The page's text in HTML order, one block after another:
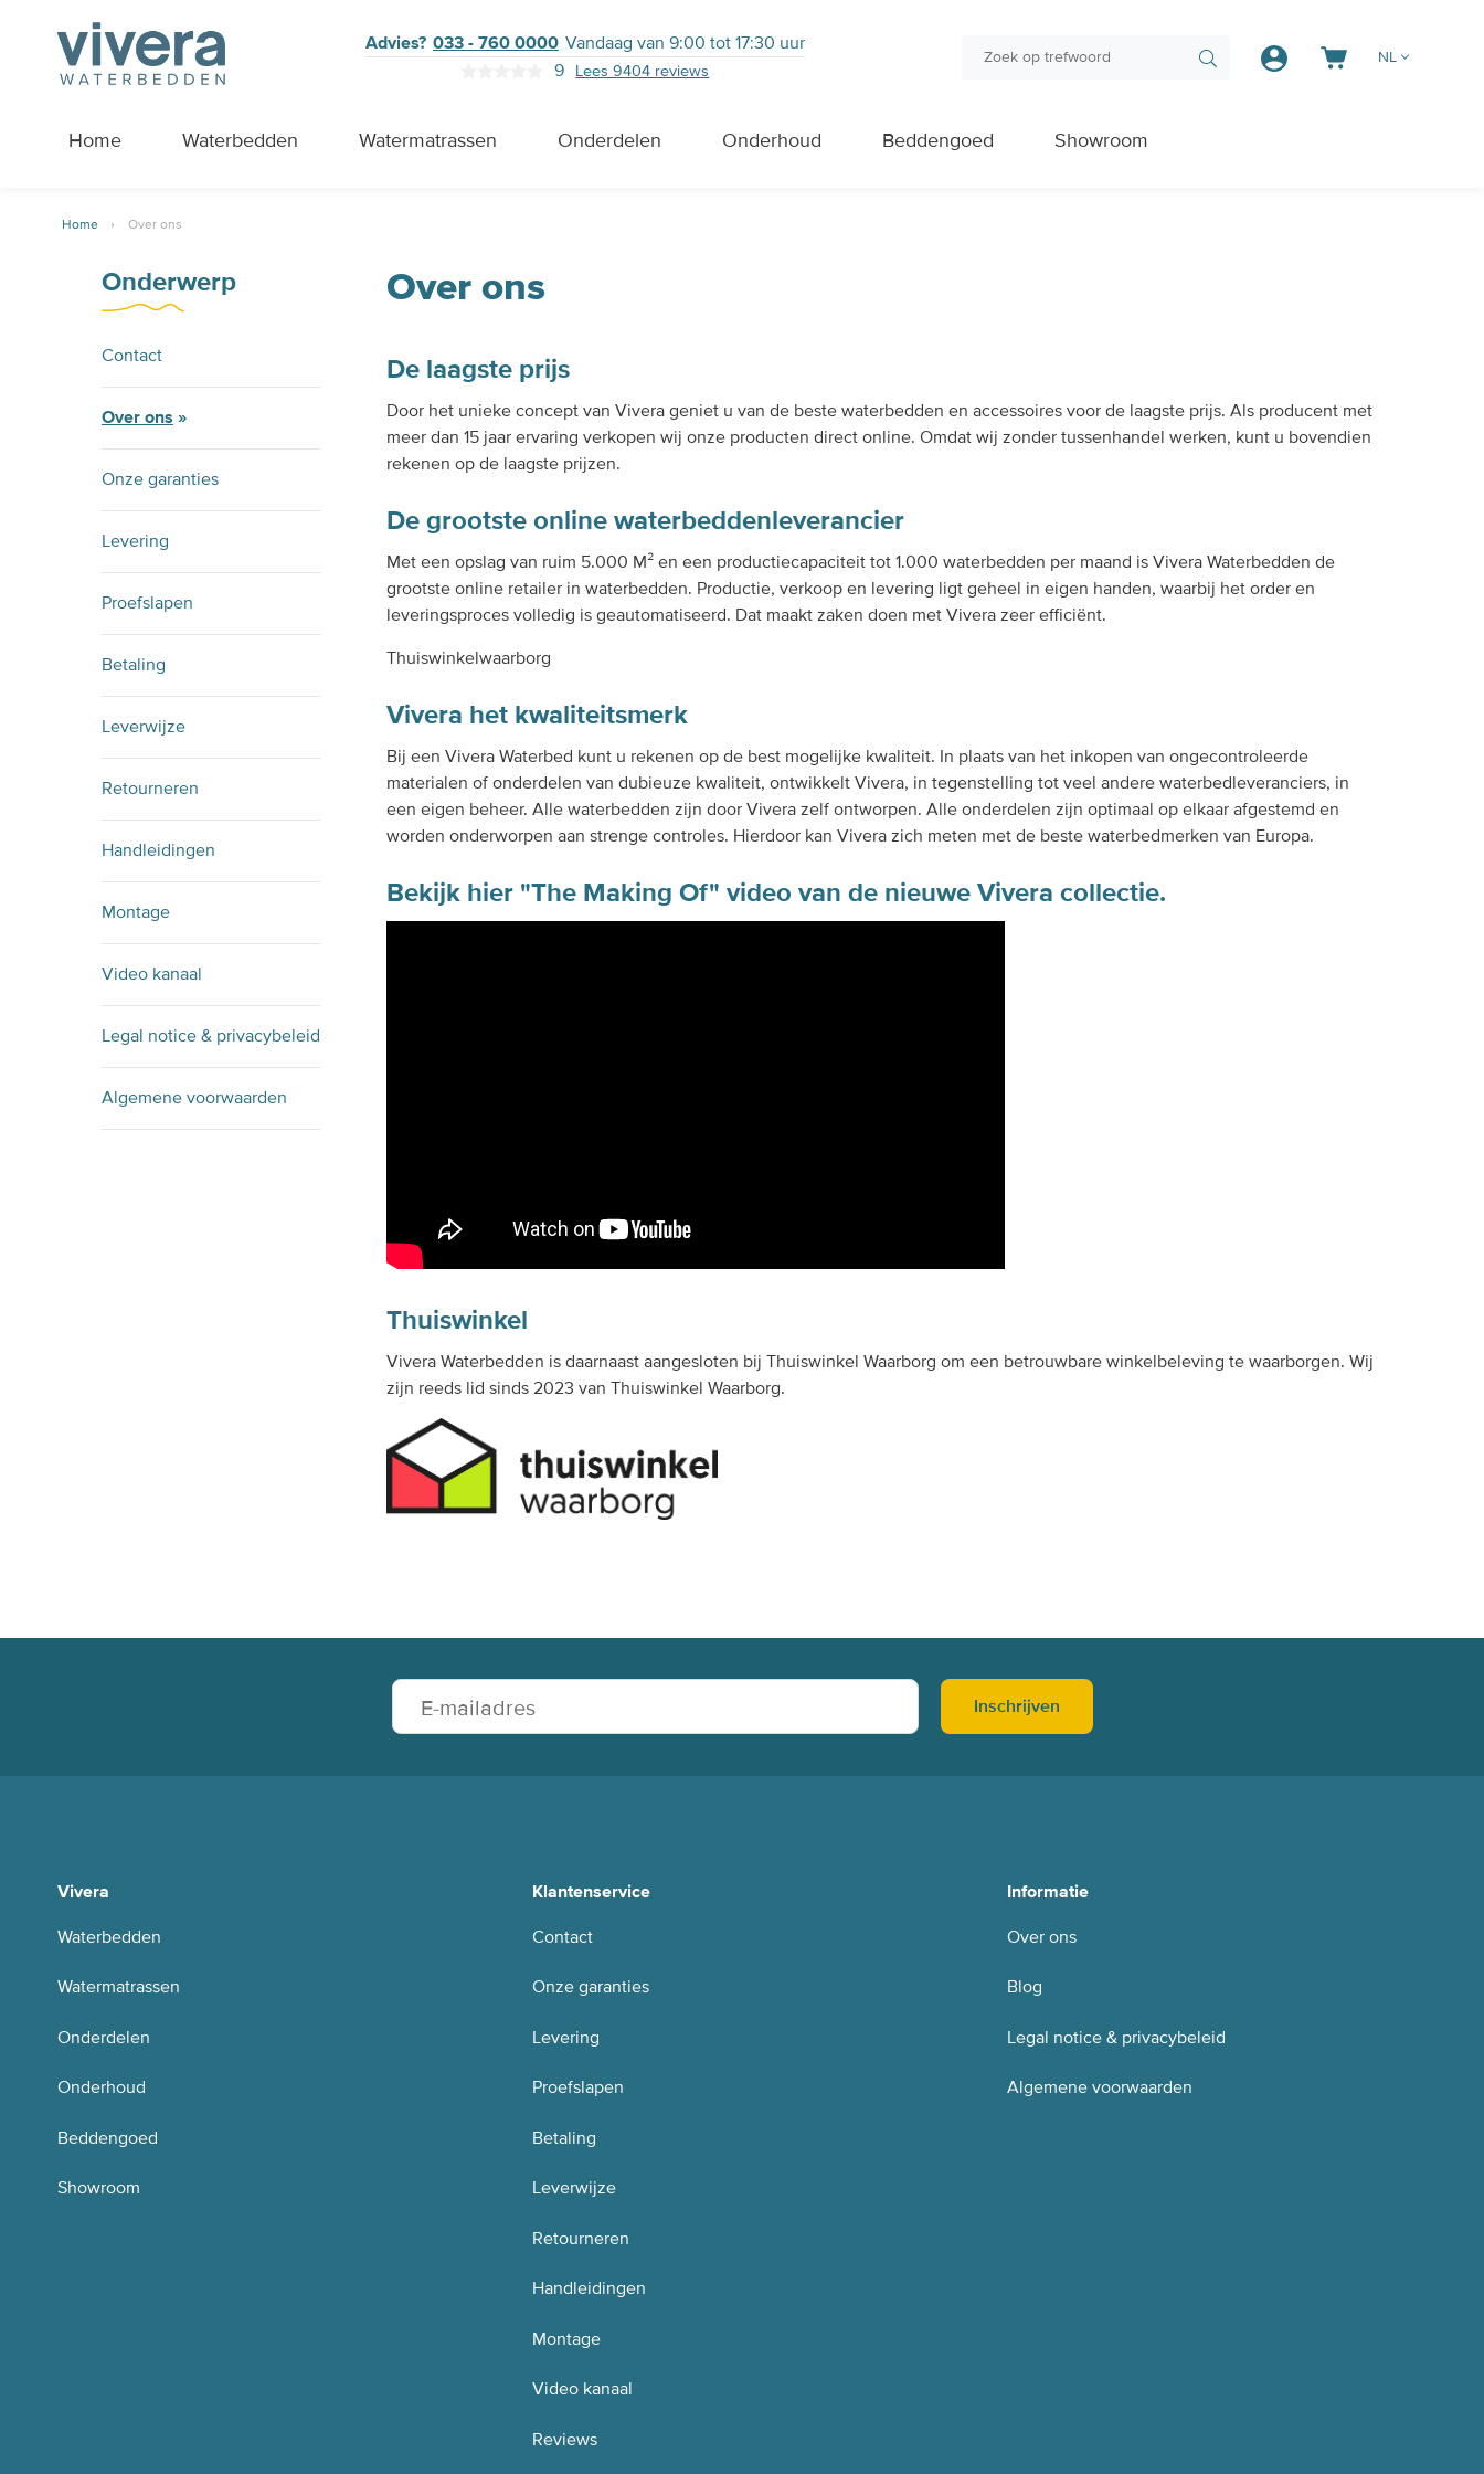
Advies? 033 - 760 0000 Vandaag van 9:00 tot 17:30 uur
9
Lees 9404 reviews
NL
Home Waterbedden Watermatrassen Onderdelen Onderhoud Beddengoed Showroom
Home Over ons
Onderwerp
Contact
Over ons
Onze garanties
Levering
Proefslapen
Betaling
Leverwijze
Retourneren
Handleidingen
Montage
Video kanaal
Legal notice & privacybeleid
Algemene voorwaarden
Over ons
De laagste prijs
Door het unieke concept van Vivera geniet u van de beste waterbedden en accessoires voor de laagste prijs. Als producent met
meer dan 15 jaar ervaring verkopen wij onze producten direct online. Omdat wij zonder tussenhandel werken, kunt u bovendien
rekenen op de laagste prijzen.
De grootste online waterbeddenleverancier
Met een opslag van ruim 5.000 M² en een productiecapaciteit tot 1.000 waterbedden per maand is Vivera Waterbedden de
grootste online retailer in waterbedden. Productie, verkoop en levering ligt geheel in eigen handen, waarbij het order en
leveringsproces volledig is geautomatiseerd. Dat maakt zaken doen met Vivera zeer efficiënt.
Thuiswinkelwaarborg
Vivera het kwaliteitsmerk
Bij een Vivera Waterbed kunt u rekenen op de best mogelijke kwaliteit. In plaats van het inkopen van ongecontroleerde
materialen of onderdelen van dubieuze kwaliteit, ontwikkelt Vivera, in tegenstelling tot veel andere waterbedleveranciers, in
een eigen beheer. Alle waterbedden zijn door Vivera zelf ontworpen. Alle onderdelen zijn optimaal op elkaar afgestemd en
worden onderworpen aan strenge controles. Hierdoor kan Vivera zich meten met de beste waterbedmerken van Europa.
Bekijk hier "The Making Of" video van de nieuwe Vivera collectie.
Thuiswinkel
Vivera Waterbedden is daarnaast aangesloten bij Thuiswinkel Waarborg om een betrouwbare winkelbeleving te waarborgen. Wij
zijn reeds lid sinds 2023 van Thuiswinkel Waarborg.
Inschrijven
Vivera
Waterbedden
Watermatrassen
Onderdelen
Onderhoud
Beddengoed
Showroom
Klantenservice
Contact
Onze garanties
Levering
Proefslapen
Betaling
Leverwijze
Retourneren
Handleidingen
Montage
Video kanaal
Reviews
Informatie
Over ons
Blog
Legal notice & privacybeleid
Algemene voorwaarden